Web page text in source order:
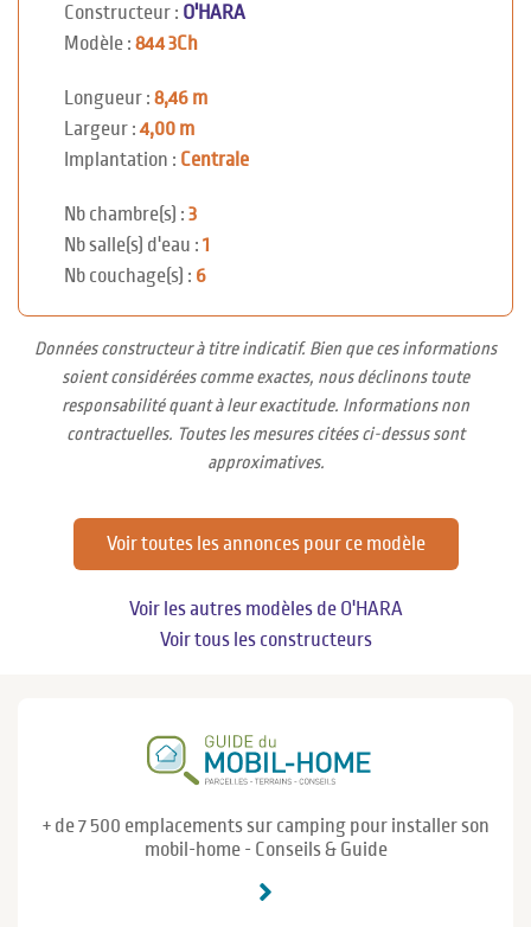
Constructeur : O'HARA
Modèle : 844 3Ch
Longueur : 8,46 m
Largeur : 4,00 m
Implantation : Centrale
Nb chambre(s) : 3
Nb salle(s) d'eau : 1
Nb couchage(s) : 6
Données constructeur à titre indicatif. Bien que ces informations
soient considérées comme exactes, nous déclinons toute
responsabilité quant à leur exactitude. Informations non
contractuelles. Toutes les mesures citées ci-dessus sont
approximatives.
Voir toutes les annonces pour ce modèle
Voir les autres modèles de O'HARA
Voir tous les constructeurs
+ de 7 500 emplacements sur camping pour installer son
mobil-home - Conseils & Guide